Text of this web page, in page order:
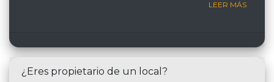
LEER MÁS
¿Eres propietario de un local?